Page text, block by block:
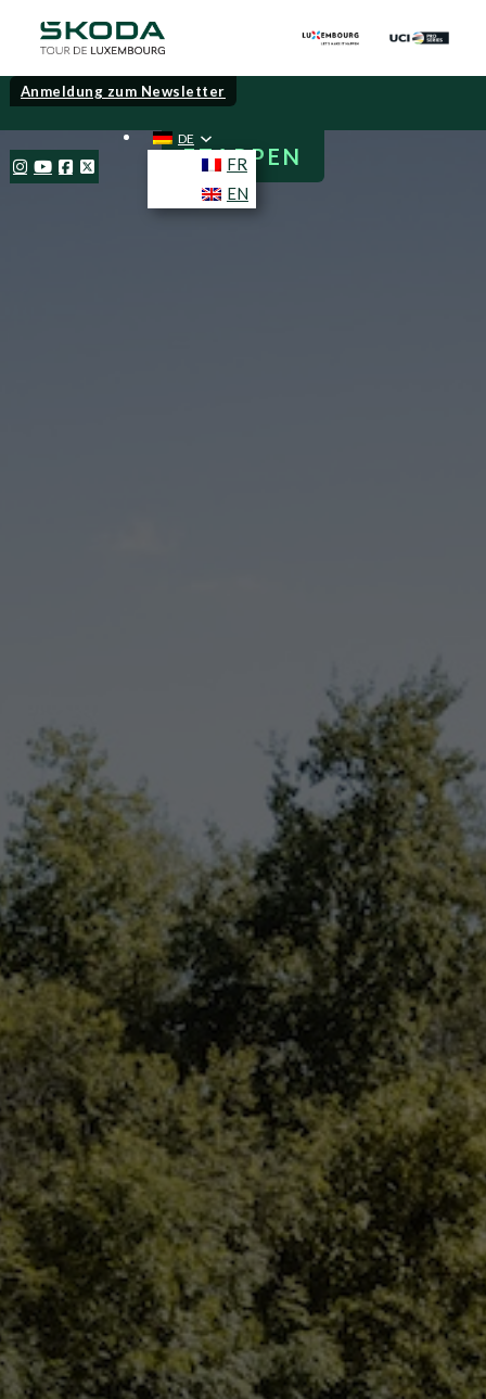
Anmeldung zum Newsletter
DE
FR
EN
ETAPPEN